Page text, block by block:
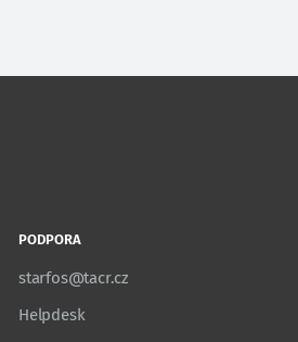
PODPORA
starfos@tacr.cz
Helpdesk